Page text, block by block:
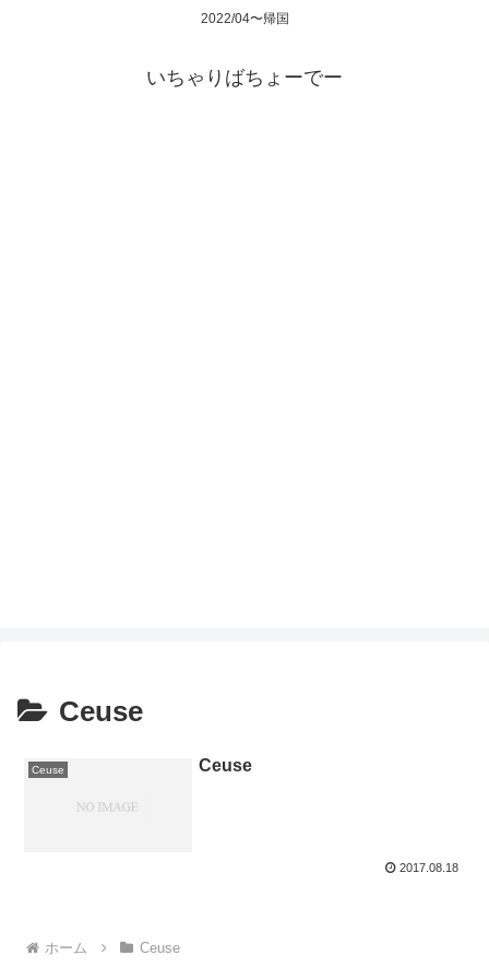
2022/04〜帰国
いちゃりばちょーでー
Ceuse
Ceuse Ceuse
2017.08.18
ホーム Ceuse